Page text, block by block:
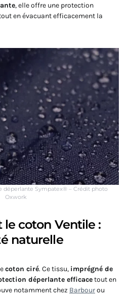
, elle offre une protection
en évacuant efficacement la
déperlante Sympatex® – Crédit photo
Oxwork
le coton Ventile :
naturelle
coton ciré. Ce tissu, imprégné de
déperlante efficacetout en
notamment chez Barbourou